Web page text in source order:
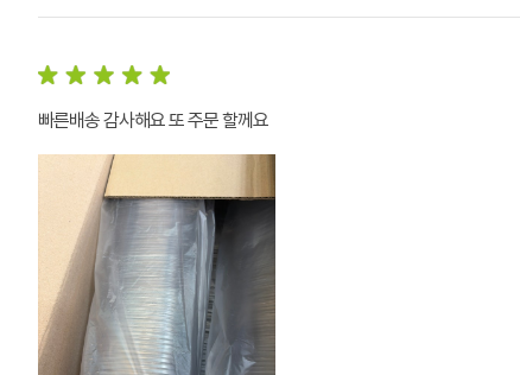
빠른배송 감사해요 또 주문 할께요